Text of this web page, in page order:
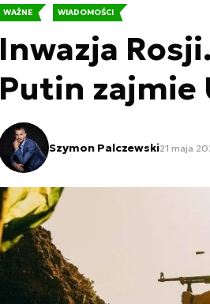
WAŻNE WIADOMOŚCI
Inwazja
Putin zajmie
Szymon Palczewski21 maja